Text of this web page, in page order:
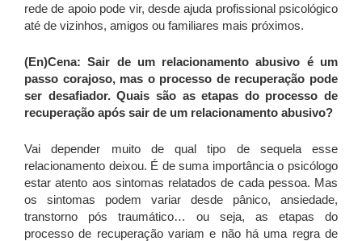
rede de apoio pode vir, desde ajuda profissional psicológico
até de vizinhos, amigos ou familiares mais próximos.
(En)Cena: Sair de um relacionamento abusivo é um
passo corajoso, mas o processo de recuperação pode
ser desafiador. Quais são as etapas do processo de
recuperação após sair de um relacionamento abusivo?
Vai depender muito de qual tipo de sequela esse
relacionamento deixou. É de suma importância o psicólogo
estar atento aos sintomas relatados de cada pessoa. Mas
os sintomas podem variar desde pânico, ansiedade,
transtorno pós traumático… ou seja, as etapas do
processo de recuperação variam e não há uma regra de